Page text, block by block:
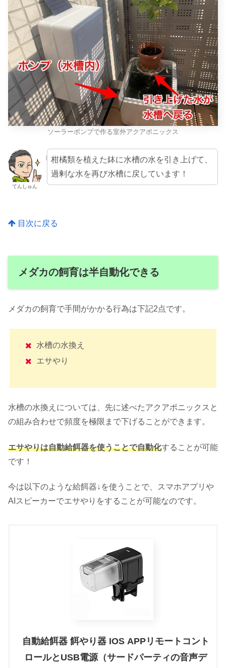
ソーラーポンプで作る室外アクアポニックス
てんしゅん
柑橘類を植えた鉢に水槽の水を引き上げて、
過剰な水を再び水槽に戻しています！
目次に戻る
メダカの飼育は半自動化できる
メダカの飼育で手間がかかる行為は下記2点です。
水槽の水換え
エサやり
水槽の水換えについては、先に述べたアクアポニックスと
の組み合わせで頻度を極限まで下げることができます。
エサやりは自動給餌器を使うことで自動化することが可能
です！
今は以下のような給餌器↓を使うことで、スマホアプリや
AIスピーカーでエサやりをすることが可能なのです。
自動給餌器 餌やり器 IOS APPリモートコント
ロールとUSB電源（サードパーティの音声デ